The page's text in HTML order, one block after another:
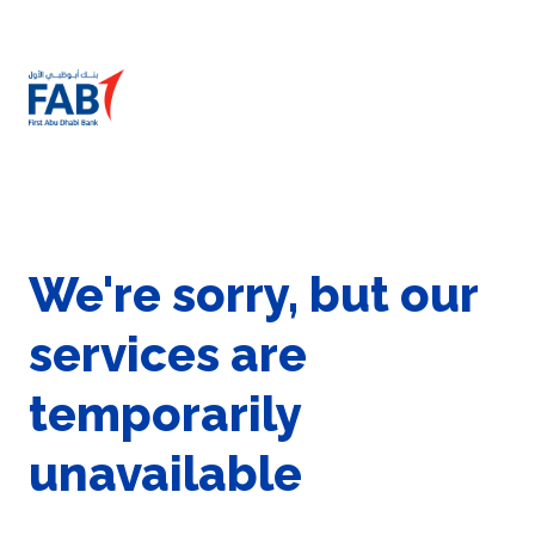
We're sorry, but our
services are
temporarily
unavailable